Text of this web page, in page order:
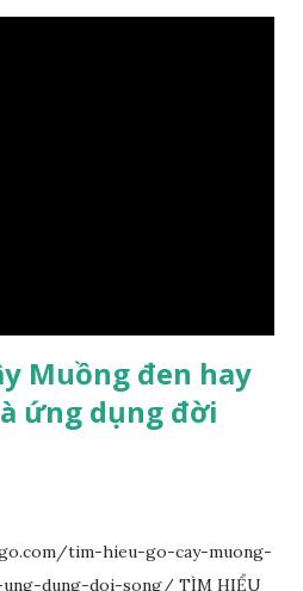
Muồng đen hay
ứng dụng đời
tim-hieu-go-cay-muong-
dung-doi-song/ TÌM HIỂU